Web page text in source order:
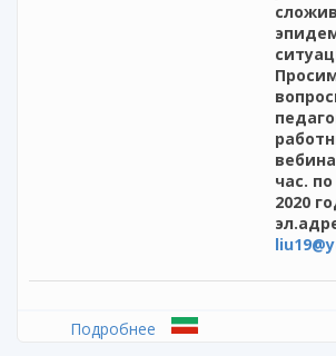
час.
2020
Подробнее о Приглашаем принять